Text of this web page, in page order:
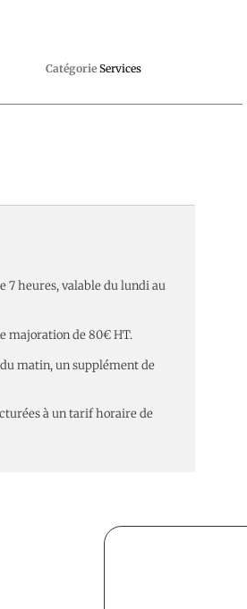
Catégorie Services
7 heures, valable du lundi au
majoration de 80€ HT.
matin, un supplément de
à un tarif horaire de